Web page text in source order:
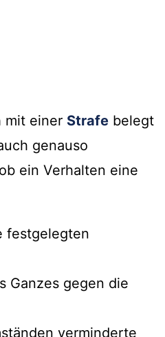
mit einer Strafe belegt
genauso
ein Verhalten eine
festgelegten
Ganzes gegen die
verminderte